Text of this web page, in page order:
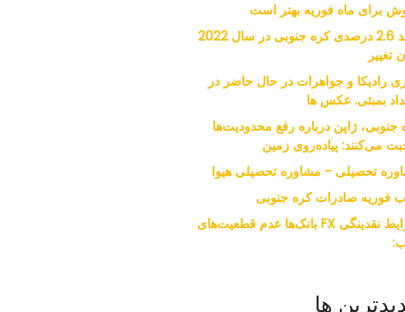
برای ماه فوریه بهتر است
رشد 2.6 درصدی کره جنوبی در سال 2022
تغییر
رادیکا و جواهرات در حال حاضر در
بمبئی. عکس ها
جنوبی، ژاپن درباره رفع محدودیت‌ها
می‌کنند: پیاده‌روی زمین
تحصیلی - مشاوره تحصیلی هیوا
فوریه صادرات کره جنوبی
شرایط نقدینگی FX بانک‌ها عدم قطعیت‌های
ها